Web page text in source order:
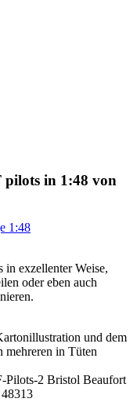
in 1:48 von
1:48
in exzellenter Weise,
oder eben auch
und dem
mehreren in Tüten